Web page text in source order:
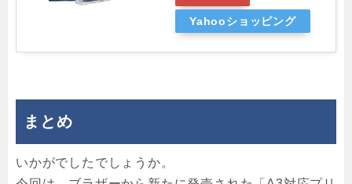
Yahooショッピング
まとめ
いかがでしたでしょうか。